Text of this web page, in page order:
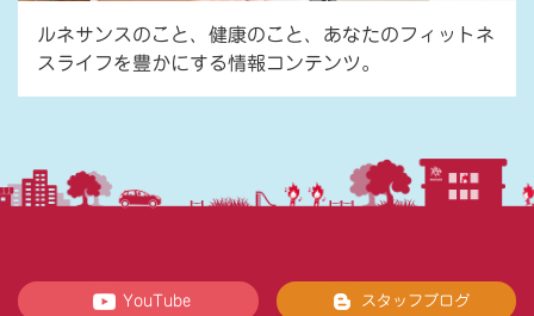
ルネサンスのこと、健康のこと、あなたのフィットネ
スライフを豊かにする情報コンテンツ。
YouTube スタッフブログ